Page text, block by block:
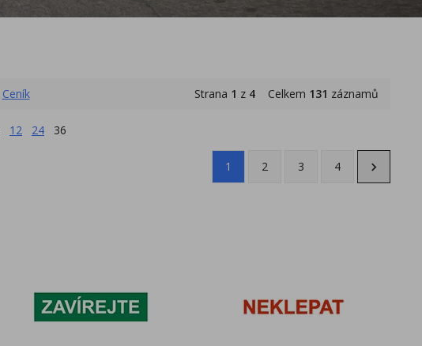
Ceník Strana 1 z 4 Celkem 131 záznamů
12 24 36
1 2 3 4